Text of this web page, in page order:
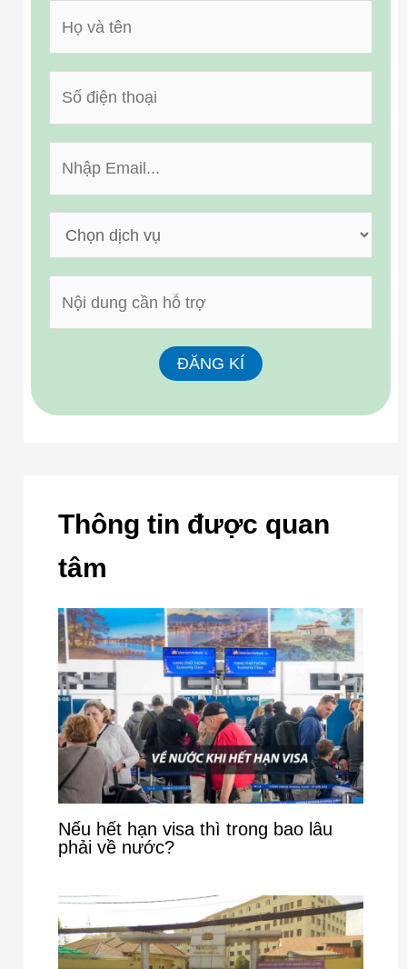
Thông tin được quan
tâm
Nếu hết hạn visa thì trong bao lâu
phải về nước?